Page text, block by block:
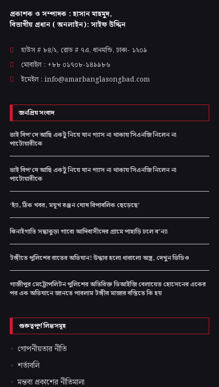
প্রকাশক ও সম্পাদক : হাসান মাহমুদ,
বিভাগীয় প্রধান ( অনলাইন): সাইফ উদ্দিন
হাউস # ৮৪/২, রোড # ৭এ, ধানমন্ডি, ঢাকা- ১২০৯
মোবাইল : +৮৮ ০১৭০৮-১৪৯৯৮৬
ইমেইল : info@amarbanglasongbad.com
জনপ্রিয় সংবাদ
ভাই বিপ‘দে আছি একটু নিয়ে যান গ্যাস না থাকায় সিএনজি নিলেন না
পাটোয়ারীকে
ভাই বিপ‘দে আছি একটু নিয়ে যান গ্যাস না থাকায় সিএনজি নিলেন না
পাটোয়ারীকে
‘হ্যাঁ, ঠিক খবর, ময়ূখ রঞ্জন ঘোষ রিপাবলিক ছেড়েছে’
ঝিনাইগাতি সন্ধাকুড়া গারো আদিবাসীদের গ্রামে পাহাড়ি ঢলে ব’ন্যা
টঙ্গীতে পুলিশের রাতের অভিযান! উদ্ধার হলো ধারালো অস্ত্র, দেখুন ভিডিও
গাজীপুর মেট্রোপলিটন পুলিশের অতিরিক্ত ডিআইজি বেলায়েত হোসেনের একের
পর এক অভিযানে জানতে পারলাম টঙ্গীর মাজার বস্তিতে কি হয়
গুরুত্বপূর্ণ লিঙ্কসমূহ
গোপনীয়তার নীতি
শর্তাবলি
মন্তব্য প্রকাশের নীতিমালা